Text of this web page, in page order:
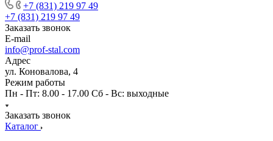
+7 (831) 219 97 49
+7 (831) 219 97 49
Заказать звонок
E-mail
info@prof-stal.com
Адрес
ул. Коновалова, 4
Режим работы
Пн - Пт: 8.00 - 17.00 Сб - Вс: выходные
Заказать звонок
Каталог